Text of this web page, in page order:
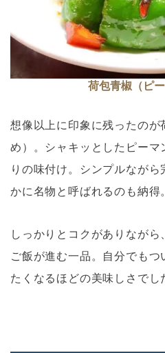
荷包青椒（ピー
想像以上に印象に残ったのが
め）。シャキッとしたピーマ
りの味付け。シンプルなが
かに名物と呼ばれるのも納得
しっかりとコクがありながら
ご飯が進む一品。自分でも
たくなるほどの美味しさでし